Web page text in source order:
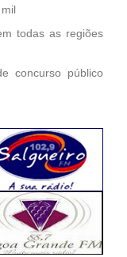
todas as regiões
concurso público